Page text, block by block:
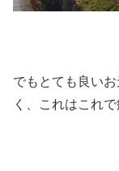
でもとても良い
く、これはこれ